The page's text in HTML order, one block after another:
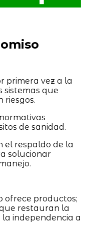
primera vez a la
sistemas que
riesgos.
de sanidad.
el respaldo de la
solucionar
ofrece productos;
restauran la
independencia a